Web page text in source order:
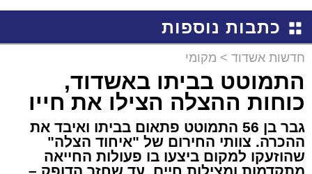
באשדוד
כתבות נוספות
חדשות אשדוד > מקומי
התמוטט בביתו באשדוד,
כוחות ההצלה הצילו את חייו
גבר בן 56 התמוטט פתאום בביתו ואיבד את
ההכרה. צוותי החירום של "איחוד הצלה"
שהוזעקו למקום ביצעו בו פעולות החייאה